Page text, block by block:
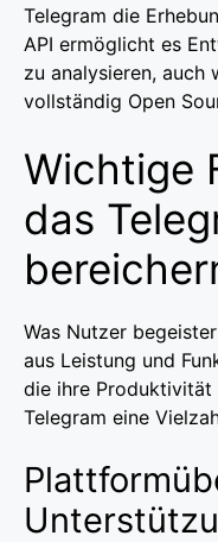
Telegram die
API ermöglicht es
zu analysieren, auch
vollständig Open
Wichtige
das
Was Nutzer
aus Leistung und
die ihre
Telegram eine